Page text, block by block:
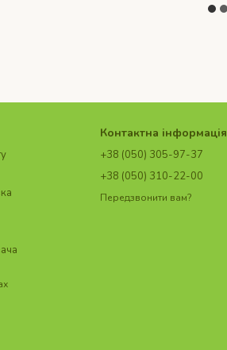
Контактна інформація
+38 (050) 305-97-37
+38 (050) 310-22-00
Передзвонити вам?